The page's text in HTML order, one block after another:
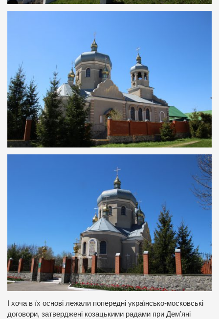
І хоча в їх основі лежали попередні українсько-московські
договори, затверджені козацькими радами при Дем’яні